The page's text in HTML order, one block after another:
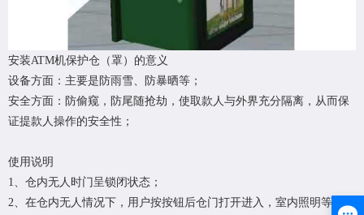
安装ATM机保护仓（罩）的意义
设备方面：主要是防雨雪、防暴晒等；
安全方面：防偷窥，防尾随抢劫，使取款人与外界充分隔离，从而保
证提款人操作的安全性；
使用说明
1、仓内无人时门呈锁闭状态；
2、在仓内无人情况下，用户按按钮后仓门打开进入，室内照明等相关